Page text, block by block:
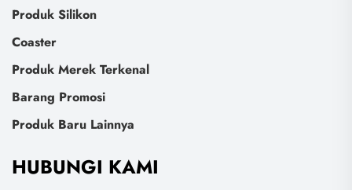
Produk Silikon
Coaster
Produk Merek Terkenal
Barang Promosi
Produk Baru Lainnya
HUBUNGI KAMI